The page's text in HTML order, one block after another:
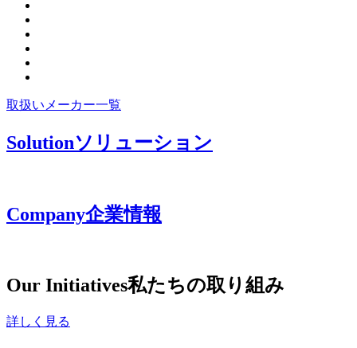
取扱いメーカー一覧
Solutionソリューション
Company企業情報
Our Initiatives私たちの取り組み
詳しく見る